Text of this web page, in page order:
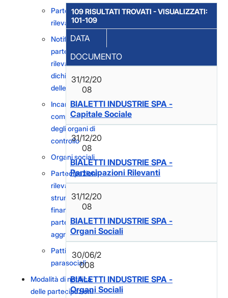
Partecipazioni
rilevanti
Notifiche di
partecipazioni
rilevanti e
dichiarazioni
delle intenzioni
Incarichi dei
componenti
degli organi di
controllo
Organi sociali
Partecipazioni
rilevanti in
strumenti
finanziari e
partecipazioni
aggregate
Patti
parasociali
Modalità di notifica
delle partecipazioni
109 RISULTATI TROVATI - VISUALIZZATI:
101-109
DATA
DOCUMENTO
31/12/20
08
BIALETTI INDUSTRIE SPA -
Capitale Sociale
31/12/20
08
BIALETTI INDUSTRIE SPA -
Partecipazioni Rilevanti
31/12/20
08
BIALETTI INDUSTRIE SPA -
Organi Sociali
30/06/2
008
BIALETTI INDUSTRIE SPA -
Organi Sociali